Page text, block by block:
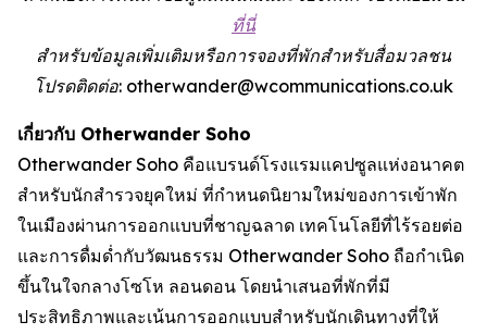
ที่นี่
สำหรับข้อมูลเพิ่มเติมหรือการจองที่พักสำหรับสื่อมวลชน
โปรดติดต่อ: otherwander@wcommunications.co.uk
เกี่ยวกับ Otherwander Soho
Otherwander Soho คือแบรนด์โรงแรมแคปซูลแห่งอนาคต
สำหรับนักสำรวจยุคใหม่ ที่กำหนดนิยามใหม่ของการเข้าพัก
ในเมืองผ่านการออกแบบที่ชาญฉลาด เทคโนโลยีที่ไร้รอยต่อ
และการดื่มด่ำกับวัฒนธรรม Otherwander Soho ถือกำเนิด
ขึ้นในใจกลางโซโห ลอนดอน โดยนำเสนอที่พักที่มี
ประสิทธิภาพและเน้นการออกแบบสำหรับนักเดินทางที่ให้